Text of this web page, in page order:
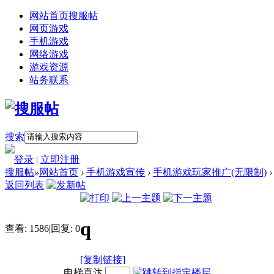
网站首页搜服帖
网页游戏
手机游戏
网络游戏
游戏资源
站务联系
搜索
登录 | 立即注册
搜服帖»网站首页 › 手机游戏宣传 › 手机游戏玩家推广(无限制) ›
返回列表
查看: 1586|回复: 0q
[复制链接]